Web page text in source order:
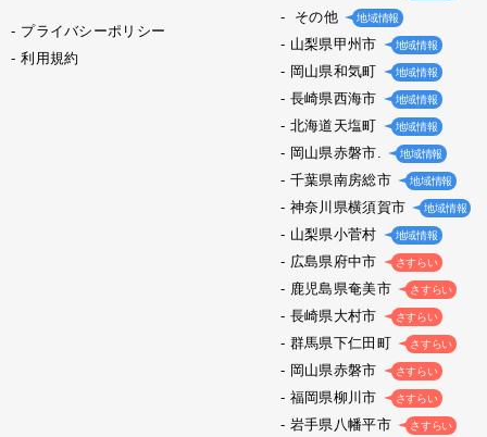
プライバシーポリシー
利用規約
その他 地域情報
山梨県甲州市 地域情報
岡山県和気町 地域情報
長崎県西海市 地域情報
北海道天塩町 地域情報
岡山県赤磐市. 地域情報
千葉県南房総市 地域情報
神奈川県横須賀市 地域情報
山梨県小菅村 地域情報
広島県府中市 さすらい
鹿児島県奄美市 さすらい
長崎県大村市 さすらい
群馬県下仁田町 さすらい
岡山県赤磐市 さすらい
福岡県柳川市 さすらい
岩手県八幡平市 さすらい